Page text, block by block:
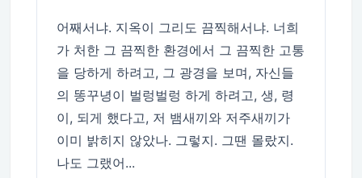
어째서냐. 지옥이 그리도 끔찍해서냐. 너희
가 처한 그 끔찍한 환경에서 그 끔찍한 고통
을 당하게 하려고, 그 광경을 보며, 자신들
의 똥꾸녕이 벌렁벌렁 하게 하려고, 생, 령
이, 되게 했다고, 저 뱀새끼와 저주새끼가
이미 밝히지 않았나. 그렇지. 그땐 몰랐지.
나도 그랬어...